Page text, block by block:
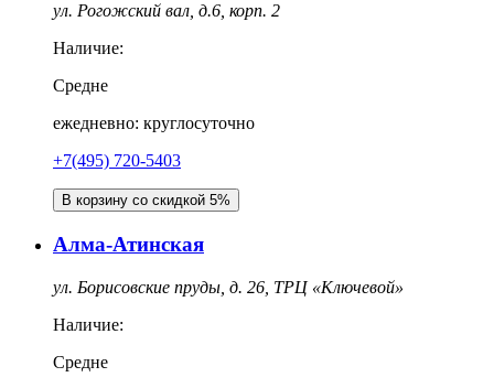
ул. Рогожский вал, д.6, корп. 2
Наличие:
Средне
ежедневно: круглосуточно
+7(495) 720-5403
В корзину со скидкой 5%
Алма-Атинская
ул. Борисовские пруды, д. 26, ТРЦ «Ключевой»
Наличие:
Средне